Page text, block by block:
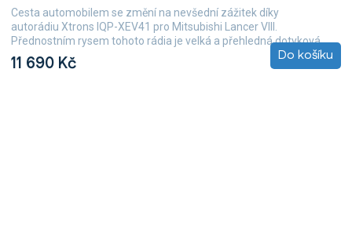
11 690 Kč Do košíku
Cesta automobilem se změní na nevšední zážitek díky
autorádiu Xtrons IQP-XEV41 pro Mitsubishi Lancer VIII.
Přednostním rysem tohoto rádia je velká a přehledná dotyková...